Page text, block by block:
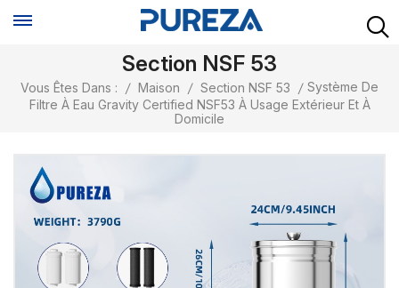
Section NSF 53
Vous Êtes Dans : / Maison / Section NSF 53 / Système De
Filtre À Eau Gravity Certified NSF53 À Usage Extérieur Et À
Domicile